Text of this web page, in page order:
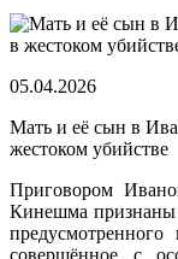
05.04.2026
Мать и её сын в
жестоком убийстве
Приговором
Кинешма признаны